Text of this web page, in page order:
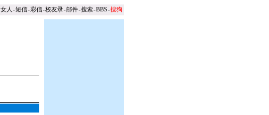
女人 -短信-彩信-校友录-邮件-搜索-BBS-搜狗